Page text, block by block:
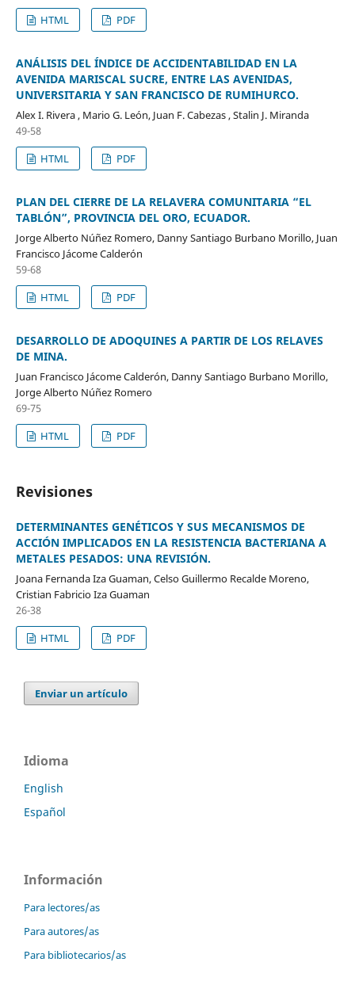
HTML
PDF
ANÁLISIS DEL ÍNDICE DE ACCIDENTABILIDAD EN LA
AVENIDA MARISCAL SUCRE, ENTRE LAS AVENIDAS,
UNIVERSITARIA Y SAN FRANCISCO DE RUMIHURCO.
Alex I. Rivera , Mario G. León, Juan F. Cabezas , Stalin J. Miranda
49-58
HTML
PDF
PLAN DEL CIERRE DE LA RELAVERA COMUNITARIA “EL
TABLÓN”, PROVINCIA DEL ORO, ECUADOR.
Jorge Alberto Núñez Romero, Danny Santiago Burbano Morillo, Juan
Francisco Jácome Calderón
59-68
HTML
PDF
DESARROLLO DE ADOQUINES A PARTIR DE LOS RELAVES
DE MINA.
Juan Francisco Jácome Calderón, Danny Santiago Burbano Morillo,
Jorge Alberto Núñez Romero
69-75
HTML
PDF
Revisiones
DETERMINANTES GENÉTICOS Y SUS MECANISMOS DE
ACCIÓN IMPLICADOS EN LA RESISTENCIA BACTERIANA A
METALES PESADOS: UNA REVISIÓN.
Joana Fernanda Iza Guaman, Celso Guillermo Recalde Moreno,
Cristian Fabricio Iza Guaman
26-38
HTML
PDF
Enviar un artículo
Idioma
English
Español
Información
Para lectores/as
Para autores/as
Para bibliotecarios/as